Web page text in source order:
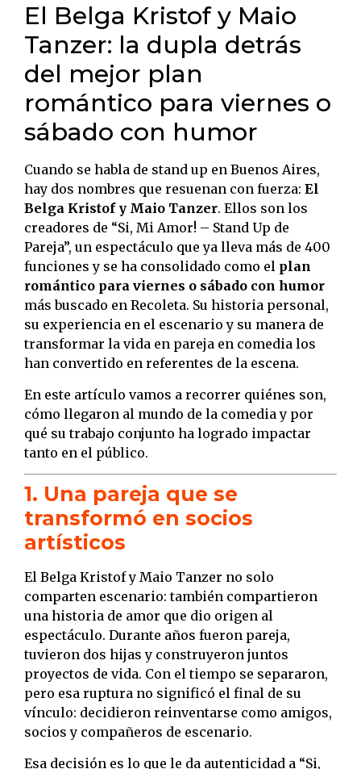
El Belga Kristof y Maio
Tanzer: la dupla detrás
del mejor plan
romántico para viernes o
sábado con humor
Cuando se habla de stand up en Buenos Aires,
hay dos nombres que resuenan con fuerza: El
Belga Kristof y Maio Tanzer. Ellos son los
creadores de “Si, Mi Amor! – Stand Up de
Pareja”, un espectáculo que ya lleva más de 400
funciones y se ha consolidado como el plan
romántico para viernes o sábado con humor
más buscado en Recoleta. Su historia personal,
su experiencia en el escenario y su manera de
transformar la vida en pareja en comedia los
han convertido en referentes de la escena.
En este artículo vamos a recorrer quiénes son,
cómo llegaron al mundo de la comedia y por
qué su trabajo conjunto ha logrado impactar
tanto en el público.
1. Una pareja que se
transformó en socios
artísticos
El Belga Kristof y Maio Tanzer no solo
comparten escenario: también compartieron
una historia de amor que dio origen al
espectáculo. Durante años fueron pareja,
tuvieron dos hijas y construyeron juntos
proyectos de vida. Con el tiempo se separaron,
pero esa ruptura no significó el final de su
vínculo: decidieron reinventarse como amigos,
socios y compañeros de escenario.
Esa decisión es lo que le da autenticidad a “Si,